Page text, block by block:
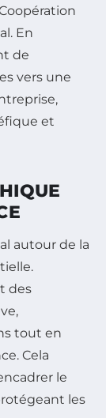
En
de
vers une
et
autour de la
des
tout en
Cela
le
les